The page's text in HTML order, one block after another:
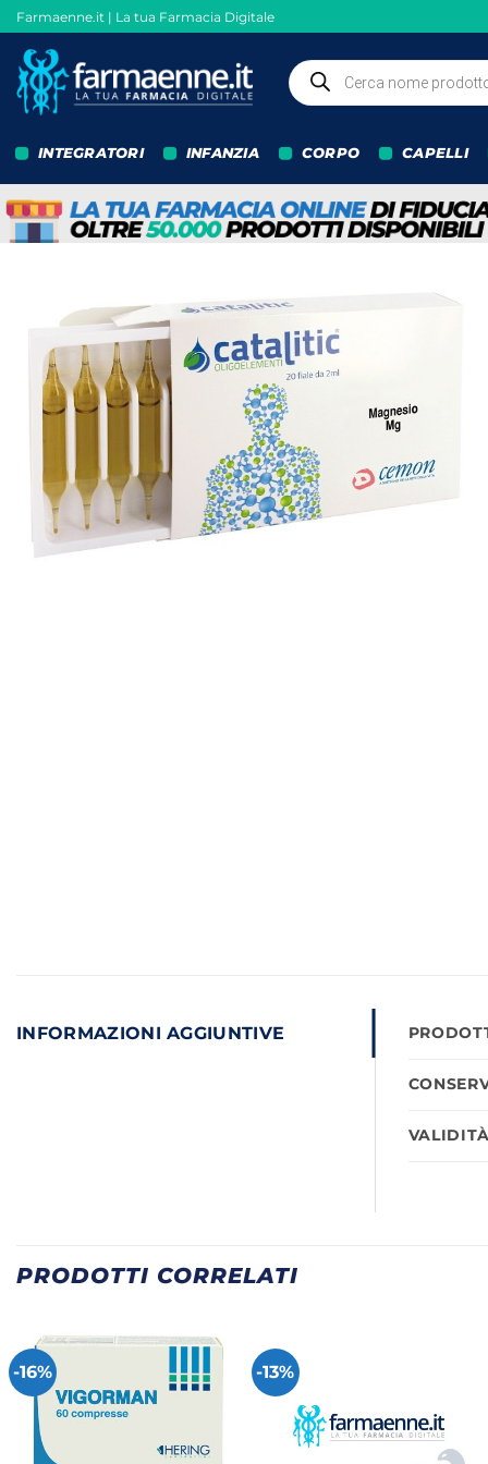
Salta
ai
contenuti
Farmaenne.it | La tua Farmacia Digitale
Ricerca
prodotti
INTEGRATORI INFANZIA CORPO CAPELLI
INFORMAZIONI AGGIUNTIVE
VALIDITÀ
PRODOTTI CORRELATI
-16% -13%